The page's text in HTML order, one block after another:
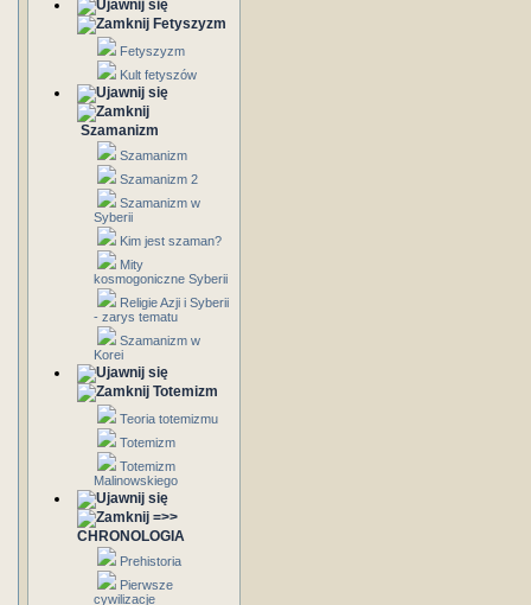
Fetyszyzm
Fetyszyzm
Kult fetyszów
Szamanizm
Szamanizm
Szamanizm 2
Szamanizm w
Syberii
Kim jest szaman?
Mity
kosmogoniczne Syberii
Religie Azji i Syberii
- zarys tematu
Szamanizm w
Korei
Totemizm
Teoria totemizmu
Totemizm
Totemizm
Malinowskiego
=>>
CHRONOLOGIA
Prehistoria
Pierwsze
cywilizacje